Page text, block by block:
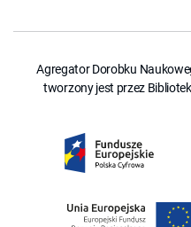
Agregator Dorobku
tworzony jest przez